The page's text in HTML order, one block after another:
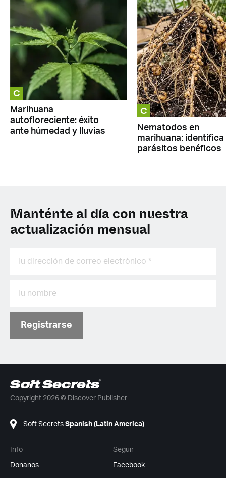
C
Marihuana
autofloreciente: éxito
ante húmedad y lluvias
C
Nematodos en
marihuana: identifica
parásitos benéficos
Manténte al día con nuestra
actualización mensual
Registrarse
Copyright 2026 © Discover Publisher
Soft Secrets Spanish (Latin America)
Info
Donanos
Seguir
Facebook